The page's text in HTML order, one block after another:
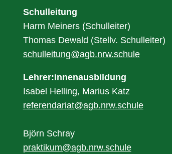
Schulleitung
Harm Meiners (Schulleiter)
Thomas Dewald (Stellv. Schulleiter)
schulleitung@agb.nrw.schule
Lehrer:innenausbildung
Isabel Helling, Marius Katz
referendariat@agb.nrw.schule
Björn Schray
praktikum@agb.nrw.schule